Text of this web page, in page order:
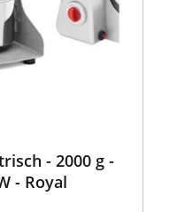
- 2000 g -
- Royal